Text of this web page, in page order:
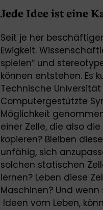
Jede Idee ist eine
Seit je her
Ewigkeit.
spielen“ und
können entstehen. Es
Technische
Computergestützte
Möglichkeit
einer Zelle, die also
kopieren? Bleiben
unfähig, sich
solchen statischen
lernen? Leben diese
Maschinen? Und
Ideen vom Leben,